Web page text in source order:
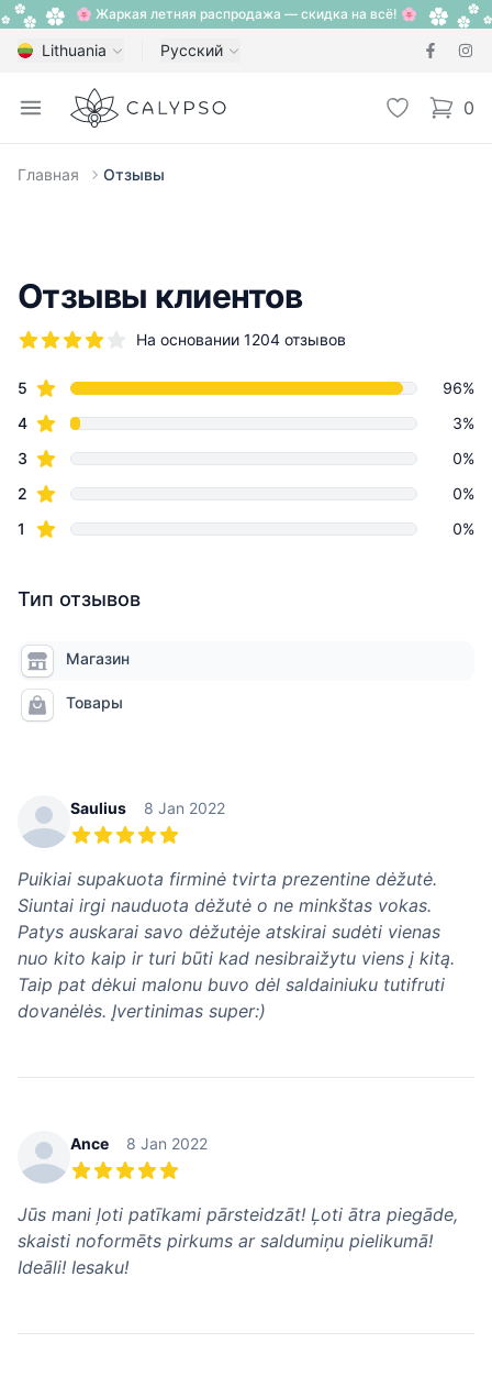
🌸 Жаркая летняя распродажа — скидка на всё! 🌸
Lithuania Русский
Open menu
Calypso Избранное
0
items
Главная Отзывы
Отзывы клиентов
На основании 1204 отзывов
Review data
5 star reviews
96%
4star reviews
3%
3 star reviews
0%
2 star reviews
0%
1 star reviews 0%
Тип отзывов
Магазин
Товары
Recent reviews
Saulius 8 Jan 2022
Puikiai supakuota firminė tvirta prezentine dėžutė.
Siuntai irgi nauduota dėžutė o ne minkštas vokas.
Patys auskarai savo dėžutėje atskirai sudėti vienas
nuo kito kaip ir turi būti kad nesibraižytu viens į kitą.
Taip pat dėkui malonu buvo dėl saldainiuku tutifruti
dovanėlės. Įvertinimas super:)
Ance 8 Jan 2022
Jūs mani ļoti patīkami pārsteidzāt! Ļoti ātra piegāde,
skaisti noformēts pirkums ar saldumiņu pielikumā!
Ideāli! Iesaku!